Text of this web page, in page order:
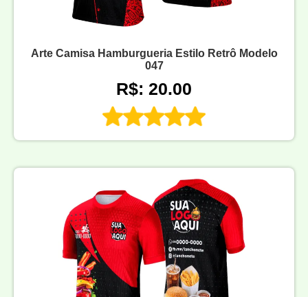
Arte Camisa Hamburgueria Estilo Retrô Modelo
047
R$: 20.00